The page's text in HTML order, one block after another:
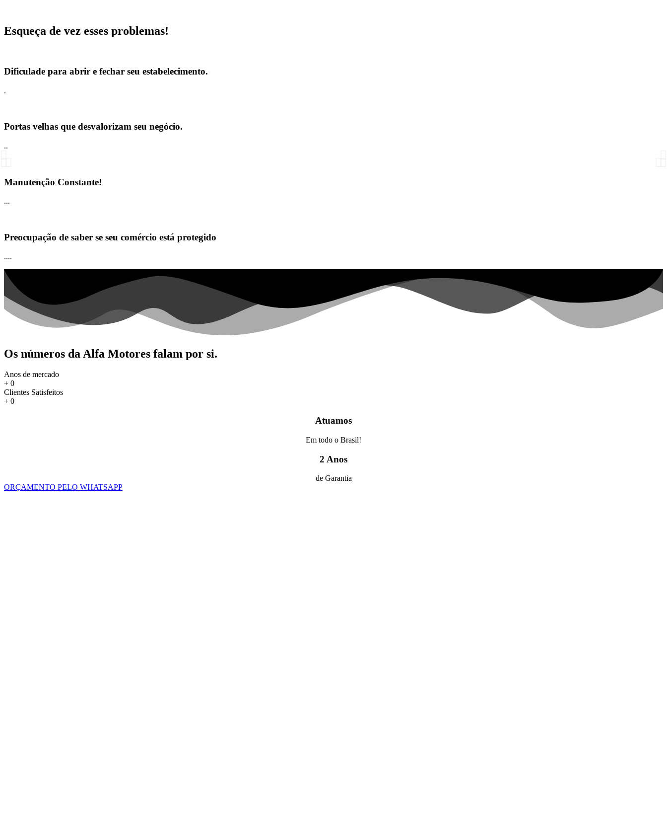
Esqueça de vez esses problemas!
Dificulade para abrir e fechar seu estabelecimento.
.
Portas velhas que desvalorizam seu negócio.
..
Manutenção Constante!
...
Preocupação de saber se seu comércio está protegido
....
Os números da Alfa Motores falam por si.
Anos de mercado
+ 0
Clientes Satisfeitos
+ 0
Atuamos
Em todo o Brasil!
2 Anos
de Garantia
ORÇAMENTO PELO WHATSAPP